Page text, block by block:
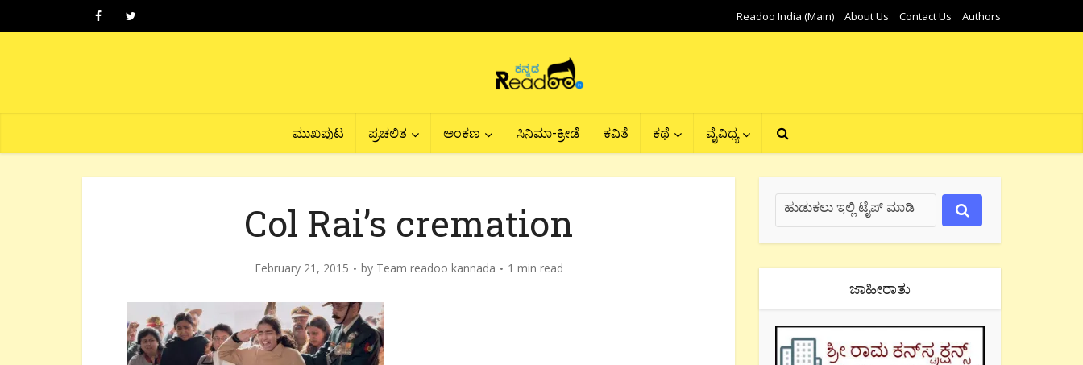
Readoo India (Main) About Us Contact Us Authors
ಮುಖಪುಟ ಪ್ರಚಲಿತ ಅಂಕಣ ಸಿನಿಮಾ-ಕ್ರೀಡೆ ಕವಿತೆ ಕಥೆ ವೈವಿಧ್ಯ
Col Rai’s cremation
February 21, 2015 by Team readoo kannada 1 min read
ಜಾಹೀರಾತು